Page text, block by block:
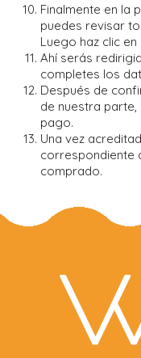
Finalmente en la
puedes revisar
Luego haz clic en
Ahí serás
completes los
Después de
de nuestra
pago.
Una vez
correspondiente
comprado.